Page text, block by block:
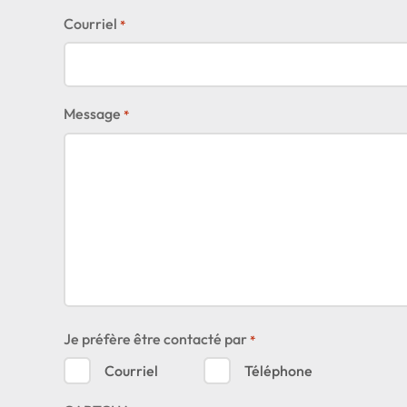
Courriel *
Message *
Je préfère être contacté par *
Courriel Téléphone